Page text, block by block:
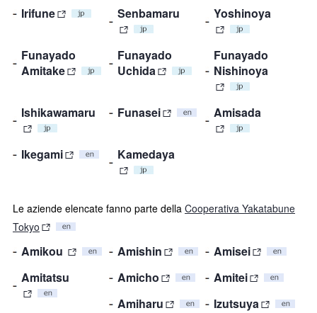
Irifune Senbamaru Yoshinoya
Funayado
Amitake
Funayado
Uchida
Funayado
Nishinoya
Ishikawamaru Funasei Amisada
Ikegami Kamedaya
Le aziende elencate fanno parte della Cooperativa Yakatabune
Tokyo
Amikou Amishin
Amisei
Amitatsu
Amicho
Amitei
Amiharu
Izutsuya